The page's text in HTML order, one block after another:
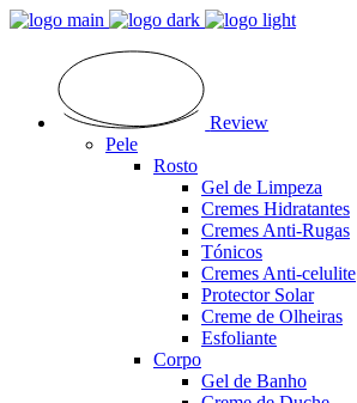
Review
Pele
Rosto
Gel de Limpeza
Cremes Hidratantes
Cremes Anti-Rugas
Tónicos
Cremes Anti-celulite
Protector Solar
Creme de Olheiras
Esfoliante
Corpo
Gel de Banho